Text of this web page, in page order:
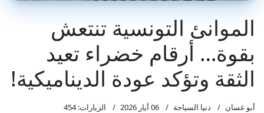
الموانئ التونسية تنتعش
بقوة… أرقام خضراء تعيد
الثقة وتؤكد عودة الديناميكية!
أبو غسان دنيا السياحة 06 أيار 2026 الزيارات: 454